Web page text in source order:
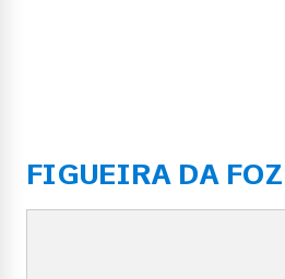
FIGUEIRA DA FOZ